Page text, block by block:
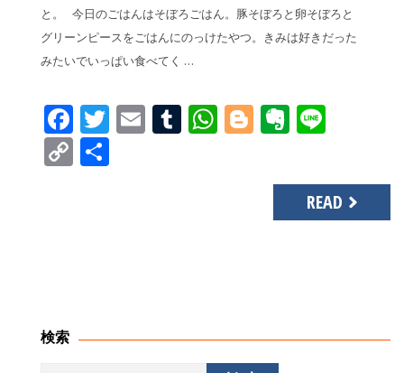
と。 今日のごはんはそぼろごはん。豚そぼろと卵そぼろと
グリーンピースをごはんにのっけたやつ。きみは好きだった
みたいでいっぱい食べてく …
Facebook
Twitter
EmailTumblr
WhatsApp
Blogger
Copy
READ
検索